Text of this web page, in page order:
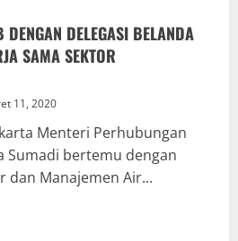
DELEGASI BELANDA
SAMA SEKTOR
11, 2020
Menteri Perhubungan
Sumadi bertemu dengan
Manajemen Air...